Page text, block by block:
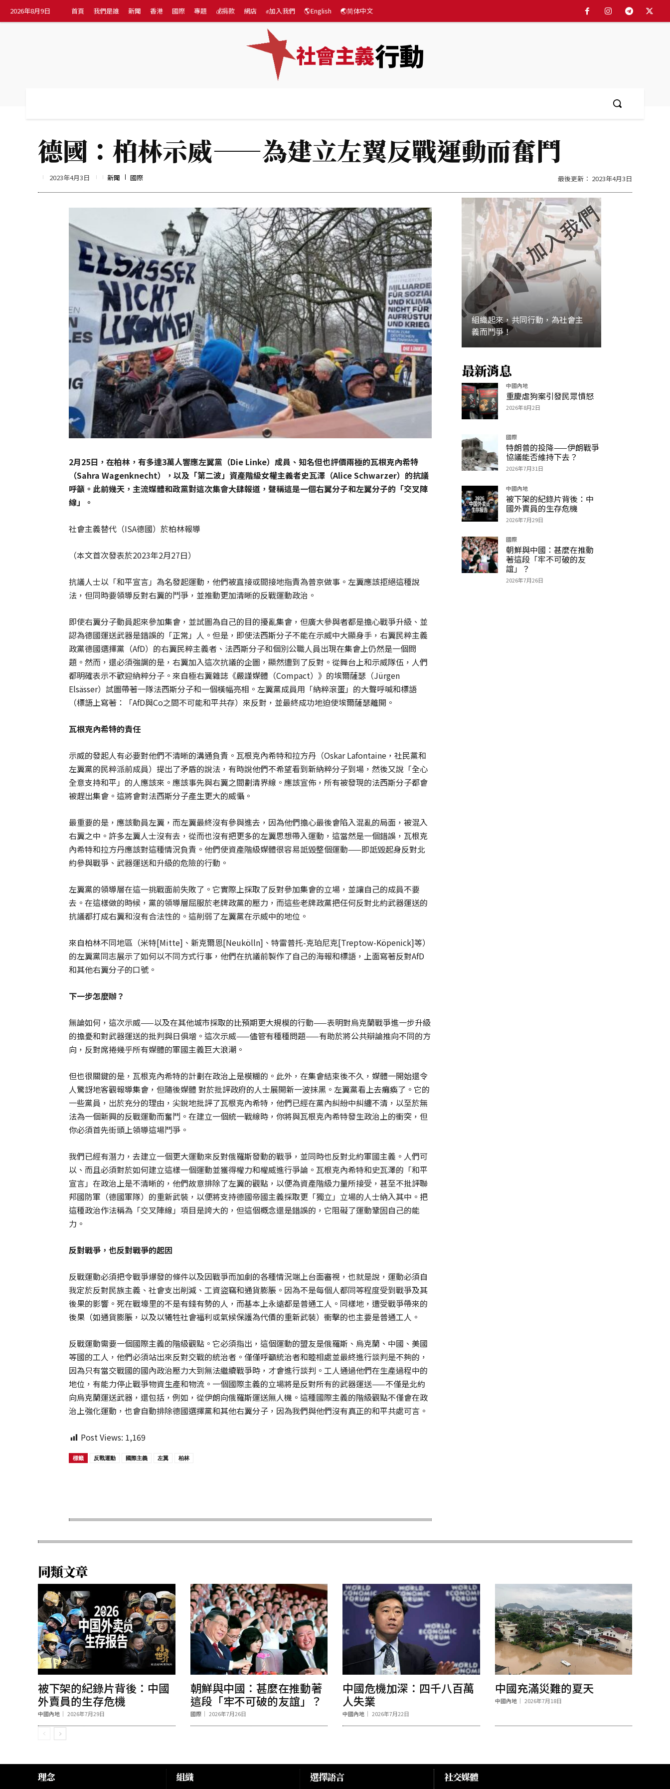
2026年8月9日 首頁 我們是誰 新聞 香港 國際 專題 💰捐款 網店 ✊加入我們 🌎English 🌏简体中文
社會主義行動
德國：柏林示威——為建立左翼反戰運動而奮鬥
2023年4月3日 最後更新： 2023年4月3日
新聞 國際
2月25日，在柏林，有多達3萬人響應左翼黨（Die Linke）成員、知名但也評價兩極的瓦根克內希特
（Sahra Wagenknecht），以及「第二波」資產階級女權主義者史瓦澤（Alice Schwarzer）的抗議
呼籲。此前幾天，主流媒體和政黨對這次集會大肆報道，聲稱這是一個右翼分子和左翼分子的「交叉陣
線」。
社會主義替代（ISA德國）於柏林報導
（本文首次發表於2023年2月27日）
抗議人士以「和平宣言」為名發起運動，他們被直接或間接地指責為普京做事。左翼應該拒絕這種說
法，但同時要領導反對右翼的鬥爭，並推動更加清晰的反戰運動政治。
即使右翼分子動員起來參加集會，並試圖為自己的目的擾亂集會，但廣大參與者都是擔心戰爭升級、並
認為德國運送武器是錯誤的「正常」人。但是，即使法西斯分子不能在示威中大顯身手，右翼民粹主義
政黨德國選擇黨（AfD）的右翼民粹主義者、法西斯分子和個別公職人員出現在集會上仍然是一個問
題。然而，還必須強調的是，右翼加入這次抗議的企圖，顯然遭到了反對。從舞台上和示威隊伍，人們
都明確表示不歡迎納粹分子。來自極右翼雜誌《嚴謹媒體（Compact）》的埃爾薩瑟（Jürgen
Elsässer）試圖帶著一隊法西斯分子和一個橫幅亮相。左翼黨成員用「納粹滾蛋」的大聲呼喊和標語
（標語上寫著：「AfD與Co之間不可能和平共存）來反對，並最終成功地迫使埃爾薩瑟離開。
瓦根克內希特的責任
示威的發起人有必要對他們不清晰的溝通負責。瓦根克內希特和拉方丹（Oskar Lafontaine，社民黨和
左翼黨的民粹派前成員）提出了矛盾的說法，有時說他們不希望看到新納粹分子到場，然後又說「全心
全意支持和平」的人應該來。應該事先與右翼之間劃清界線。應該宣佈，所有被發現的法西斯分子都會
被趕出集會。這將會對法西斯分子產生更大的威懾。
最重要的是，應該動員左翼，而左翼最終沒有參與進去，因為他們擔心最後會陷入混亂的局面，被混入
右翼之中。許多左翼人士沒有去，從而也沒有把更多的左翼思想帶入運動，這當然是一個錯誤，瓦根克
內希特和拉方丹應該對這種情況負責。他們使資產階級媒體很容易詆毀整個運動——即詆毀起身反對北
約參與戰爭、武器運送和升級的危險的行動。
左翼黨的領導層在這一挑戰面前失敗了。它實際上採取了反對參加集會的立場，並讓自己的成員不要
去。在這樣做的時候，黨的領導層屈服於老牌政黨的壓力，而這些老牌政黨把任何反對北約武器運送的
抗議都打成右翼和沒有合法性的。這削弱了左翼黨在示威中的地位。
來自柏林不同地區（米特[Mitte]、新克爾恩[Neukölln]、特雷普托-克珀尼克[Treptow-Köpenick]等）
的左翼黨同志展示了如何以不同方式行事，他們在抗議前製作了自己的海報和標語，上面寫著反對AfD
和其他右翼分子的口號。
下一步怎麼辦？
無論如何，這次示威——以及在其他城市採取的比預期更大規模的行動——表明對烏克蘭戰爭進一步升級
的擔憂和對武器運送的批判與日俱增。這次示威——儘管有種種問題——有助於將公共辯論推向不同的方
向，反對席捲幾乎所有媒體的軍國主義巨大浪潮。
但也很關鍵的是，瓦根克內希特的計劃在政治上是模糊的。此外，在集會結束後不久，媒體一開始還令
人驚訝地客觀報導集會，但隨後媒體 對於批評政府的人士展開新一波抹黑。左翼黨看上去癱瘓了。它的
一些黨員，出於充分的理由，尖銳地批評了瓦根克內希特，他們已經在黨內糾紛中糾纏不清，以至於無
法為一個新興的反戰運動而奮鬥。在建立一個統一戰線時，你將與瓦根克內希特發生政治上的衝突，但
你必須首先街頭上領導這場鬥爭。
我們已經有潛力，去建立一個更大運動來反對俄羅斯發動的戰爭，並同時也反對北約軍國主義。人們可
以、而且必須對於如何建立這樣一個運動並獲得權力和權威進行爭論。瓦根克內希特和史瓦澤的「和平
宣言」在政治上是不清晰的，他們故意排除了左翼的觀點，以便為資產階級力量所接受，甚至不批評聯
邦國防軍（德國軍隊）的重新武裝，以便將支持德國帝國主義採取更「獨立」立場的人士納入其中。把
這種政治作法稱為「交叉陣線」項目是誇大的，但這個概念還是錯誤的，它阻礙了運動鞏固自己的能
力。
反對戰爭，也反對戰爭的起因
反戰運動必須把令戰爭爆發的條件以及因戰爭而加劇的各種情況端上台面審視，也就是說，運動必須自
我定於反對民族主義、社會支出削減、工資盜竊和通貨膨脹。因為不是每個人都同等程度受到戰爭及其
後果的影響。死在戰壕里的不是有錢有勢的人，而基本上永遠都是普通工人。同樣地，遭受戰爭帶來的
後果（如通貨膨脹，以及以犧牲社會福利或氣候保護為代價的重新武裝）衝擊的也主要是普通工人。
反戰運動需要一個國際主義的階級觀點。它必須指出，這個運動的盟友是俄羅斯、烏克蘭、中國、美國
等國的工人，他們必須站出來反對交戰的統治者。僅僅呼籲統治者和睦相處並最終進行談判是不夠的，
因為只有當交戰國的國內政治壓力大到無法繼續戰爭時，才會進行談判。工人通過他們在生產過程中的
地位，有能力停止戰爭物資生產和物流。一個國際主義的立場將是反對所有的武器運送——不僅是北約
向烏克蘭運送武器，還包括，例如，從伊朗向俄羅斯運送無人機。這種國際主義的階級觀點不僅會在政
治上強化運動，也會自動排除德國選擇黨和其他右翼分子，因為我們與他們沒有真正的和平共處可言。
Post Views: 1,169
標籤 反戰運動 國際主義 左翼 柏林
組織起來，共同行動，為社會主
義而鬥爭！
加入
最新消息
中國內地
重慶虐狗案引發民眾憤怒
2026年8月2日
國際
特朗普的投降——伊朗戰爭
協議能否維持下去？
2026年7月31日
中國內地
被下架的紀錄片背後：中
國外賣員的生存危機
2026年7月29日
國際
朝鮮與中國：甚麼在推動
著這段「牢不可破的友
誼」？
2026年7月26日
同類文章
被下架的紀錄片背後：中國
外賣員的生存危機
中國內地 2026年7月29日
朝鮮與中國：甚麼在推動著
這段「牢不可破的友誼」？
國際 2026年7月26日
中國危機加深：四千八百萬
人失業
中國內地 2026年7月22日
中國充滿災難的夏天
中國內地 2026年7月18日
理念 組織 選擇語言 社交媒體